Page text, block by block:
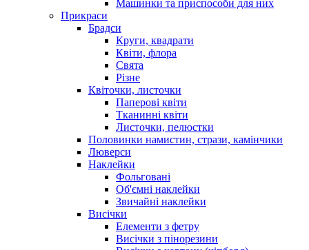
Машинки та приспособи для них
Прикраси
Брадси
Круги, квадрати
Квіти, флора
Свята
Різне
Квіточки, листочки
Паперові квіти
Тканинні квіти
Листочки, пелюстки
Половинки намистин, стрази, камінчики
Люверси
Наклейки
Фольговані
Об'ємні наклейки
Звичайні наклейки
Висічки
Елементи з фетру
Висічки з пінорезини